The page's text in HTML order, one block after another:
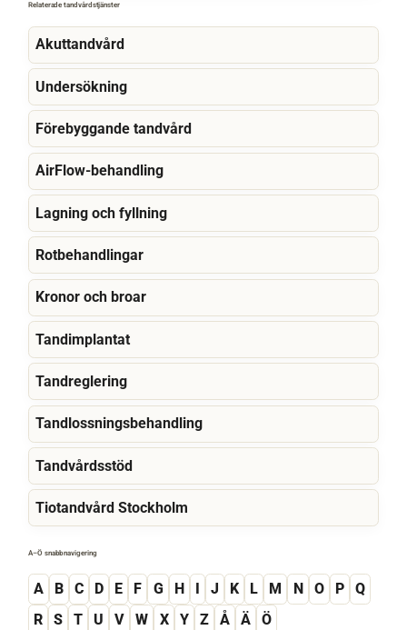
Relaterade tandvårdstjänster
Akuttandvård
Undersökning
Förebyggande tandvård
AirFlow-behandling
Lagning och fyllning
Rotbehandlingar
Kronor och broar
Tandimplantat
Tandreglering
Tandlossningsbehandling
Tandvårdsstöd
Tiotandvård Stockholm
A–Ö snabbnavigering
A B C D E F G H J K L M N O P
Q
R
S T U V W X Y Z Å Ä Ö